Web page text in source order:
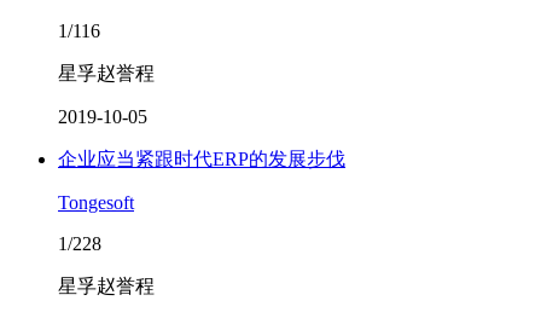
1/116
星孚赵誉程
2019-10-05
企业应当紧跟时代ERP的发展步伐
Tongesoft
1/228
星孚赵誉程